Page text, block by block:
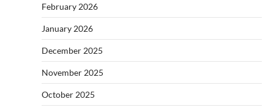
February 2026
January 2026
December 2025
November 2025
October 2025